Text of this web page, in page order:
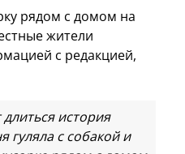
рядом с домом на
жители
с редакцией,
длиться история
гуляла с собакой и